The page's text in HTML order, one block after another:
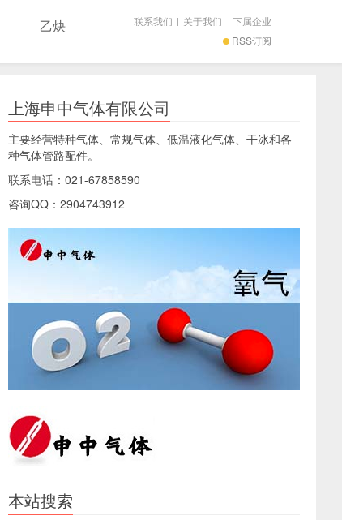
乙炔
RSS订阅
联系我们 | 关于我们 下属企业
上海申中气体有限公司
主要经营特种气体、常规气体、低温液化气体、干冰和各
种气体管路配件。
联系电话：021-67858590
咨询QQ：2904743912
本站搜索